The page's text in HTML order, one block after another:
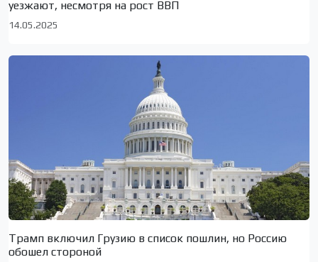
уезжают, несмотря на рост ВВП
14.05.2025
Трамп включил Грузию в список пошлин, но Россию
обошел стороной